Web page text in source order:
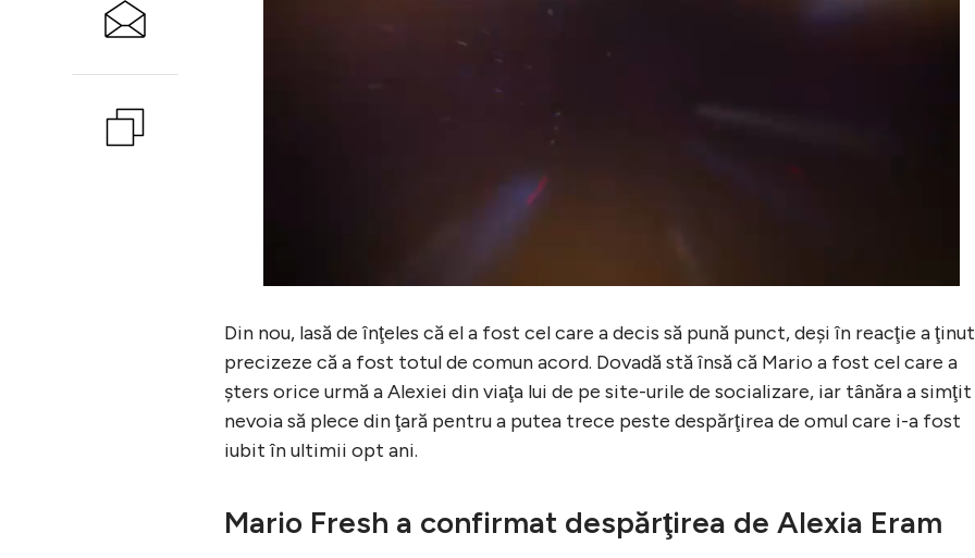
Din nou, lasă de înţeles că el a fost cel care a decis să pună punct, deşi în reacţie a
precizeze că a fost totul de comun acord. Dovadă stă însă că Mario a fost cel care a
şters orice urmă a Alexiei din viaţa lui de pe site-urile de socializare, iar tânăra a simţit
nevoia să plece din ţară pentru a putea trece peste despărţirea de omul care i-a fost
iubit în ultimii opt ani.
Mario Fresh a confirmat despărţirea de Alexia Eram